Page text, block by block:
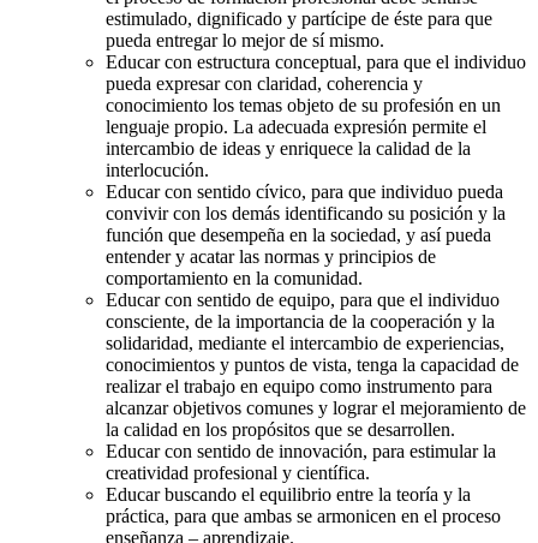
estimulado, dignificado y partícipe de éste para que
pueda entregar lo mejor de sí mismo.
Educar con estructura conceptual, para que el individuo
pueda expresar con claridad, coherencia y
conocimiento los temas objeto de su profesión en un
lenguaje propio. La adecuada expresión permite el
intercambio de ideas y enriquece la calidad de la
interlocución.
Educar con sentido cívico, para que individuo pueda
convivir con los demás identificando su posición y la
función que desempeña en la sociedad, y así pueda
entender y acatar las normas y principios de
comportamiento en la comunidad.
Educar con sentido de equipo, para que el individuo
consciente, de la importancia de la cooperación y la
solidaridad, mediante el intercambio de experiencias,
conocimientos y puntos de vista, tenga la capacidad de
realizar el trabajo en equipo como instrumento para
alcanzar objetivos comunes y lograr el mejoramiento de
la calidad en los propósitos que se desarrollen.
Educar con sentido de innovación, para estimular la
creatividad profesional y científica.
Educar buscando el equilibrio entre la teoría y la
práctica, para que ambas se armonicen en el proceso
enseñanza – aprendizaje.